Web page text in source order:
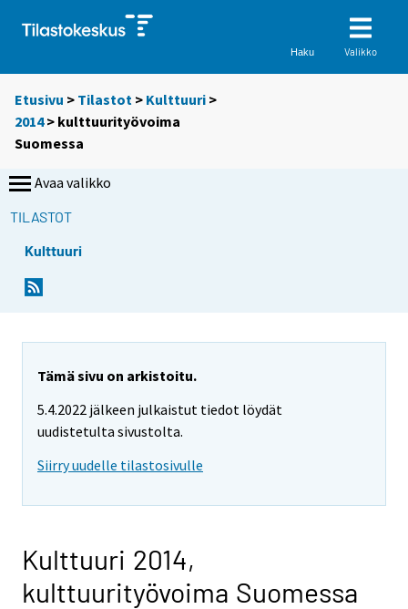
Haku Valikko
Etusivu > Tilastot > Kulttuuri >
2014> kulttuurityövoima
Suomessa
Avaa valikko
TILASTOT
Kulttuuri
Tämä sivu on arkistoitu.
5.4.2022 jälkeen julkaistut tiedot löydät
uudistetulta sivustolta.
Siirry uudelle tilastosivulle
Kulttuuri 2014,
kulttuurityövoima Suomessa